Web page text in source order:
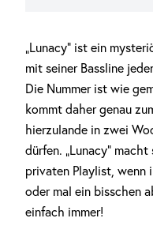
„Lunacy“ ist ein
mit seiner Bassline
Die Nummer ist wie
kommt daher genau
hierzulande in zwei
dürfen. „Lunacy“
privaten Playlist, wenn
oder mal ein bisschen
einfach immer!